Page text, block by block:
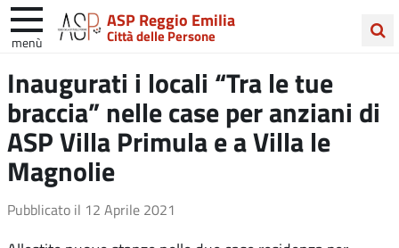
ASP Reggio Emilia
Città delle Persone
menù
nel
sito
Inaugurati i locali “Tra le tue
braccia” nelle case per anziani di
ASP Villa Primula e a Villa le
Magnolie
Pubblicato il 12 Aprile 2021